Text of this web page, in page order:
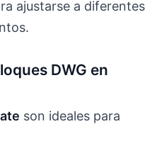
ajustarse a diferentes
DWG en
son ideales para